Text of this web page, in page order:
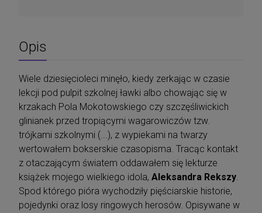
Opis
Wiele dziesięcioleci minęło, kiedy zerkając w czasie
lekcji pod pulpit szkolnej ławki albo chowając się w
krzakach Pola Mokotowskiego czy szczęśliwickich
glinianek przed tropiącymi wagarowiczów tzw.
trójkami szkolnymi (...), z wypiekami na twarzy
wertowałem bokserskie czasopisma. Tracąc kontakt
z otaczającym światem oddawałem się lekturze
książek mojego wielkiego idola, Aleksandra Rekszy.
Spod którego pióra wychodziły pięściarskie historie,
pojedynki oraz losy ringowych herosów. Opisywane w